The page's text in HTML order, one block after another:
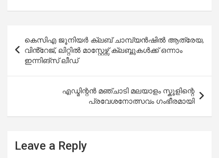
navigation
കെസിഎ ജൂനിയർ ക്ലബ് ചാമ്പ്യൻഷിൽ ആത്രേയ,
വിൻ്റേജ്, ലിറ്റിൽ മാസ്റ്റേഴ്സ് ക്ലബ്ബുകൾക്ക് ഒന്നാം
ഇന്നിങ്സ് ലീഡ്
എഡ്മിന്റൻ മഞ്ചാടി മലയാളം സ്കൂളിന്റെ
പ്രവേശനോത്സവം ഗംഭീരമായി
Leave a Reply